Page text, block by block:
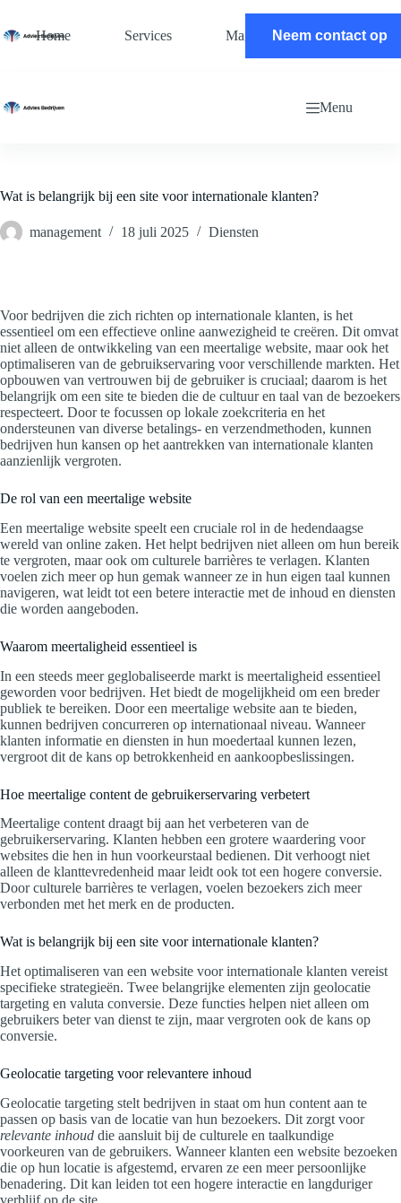
de
Home Services Magazine Contact
Neem contact op
Menu
Wat is belangrijk bij een site voor internationale klanten?
management 18 juli 2025 Diensten
Voor bedrijven die zich richten op internationale klanten, is het
essentieel om een effectieve online aanwezigheid te creëren. Dit omvat
niet alleen de ontwikkeling van een meertalige website, maar ook het
optimaliseren van de gebruikservaring voor verschillende markten. Het
opbouwen van vertrouwen bij de gebruiker is cruciaal; daarom is het
belangrijk om een site te bieden die de cultuur en taal van de bezoekers
respecteert. Door te focussen op lokale zoekcriteria en het
ondersteunen van diverse betalings- en verzendmethoden, kunnen
bedrijven hun kansen op het aantrekken van internationale klanten
aanzienlijk vergroten.
De rol van een meertalige website
Een meertalige website speelt een cruciale rol in de hedendaagse
wereld van online zaken. Het helpt bedrijven niet alleen om hun bereik
te vergroten, maar ook om culturele barrières te verlagen. Klanten
voelen zich meer op hun gemak wanneer ze in hun eigen taal kunnen
navigeren, wat leidt tot een betere interactie met de inhoud en diensten
die worden aangeboden.
Waarom meertaligheid essentieel is
In een steeds meer geglobaliseerde markt is meertaligheid essentieel
geworden voor bedrijven. Het biedt de mogelijkheid om een breder
publiek te bereiken. Door een meertalige website aan te bieden,
kunnen bedrijven concurreren op internationaal niveau. Wanneer
klanten informatie en diensten in hun moedertaal kunnen lezen,
vergroot dit de kans op betrokkenheid en aankoopbeslissingen.
Hoe meertalige content de gebruikerservaring verbetert
Meertalige content draagt bij aan het verbeteren van de
gebruikerservaring. Klanten hebben een grotere waardering voor
websites die hen in hun voorkeurstaal bedienen. Dit verhoogt niet
alleen de klanttevredenheid maar leidt ook tot een hogere conversie.
Door culturele barrières te verlagen, voelen bezoekers zich meer
verbonden met het merk en de producten.
Wat is belangrijk bij een site voor internationale klanten?
Het optimaliseren van een website voor internationale klanten vereist
specifieke strategieën. Twee belangrijke elementen zijn geolocatie
targeting en valuta conversie. Deze functies helpen niet alleen om
gebruikers beter van dienst te zijn, maar vergroten ook de kans op
conversie.
Geolocatie targeting voor relevantere inhoud
Geolocatie targeting stelt bedrijven in staat om hun content aan te
passen op basis van de locatie van hun bezoekers. Dit zorgt voor
relevante inhoud die aansluit bij de culturele en taalkundige
voorkeuren van de gebruikers. Wanneer klanten een website bezoeken
die op hun locatie is afgestemd, ervaren ze een meer persoonlijke
benadering. Dit kan leiden tot een hogere interactie en langduriger
verblijf op de site.